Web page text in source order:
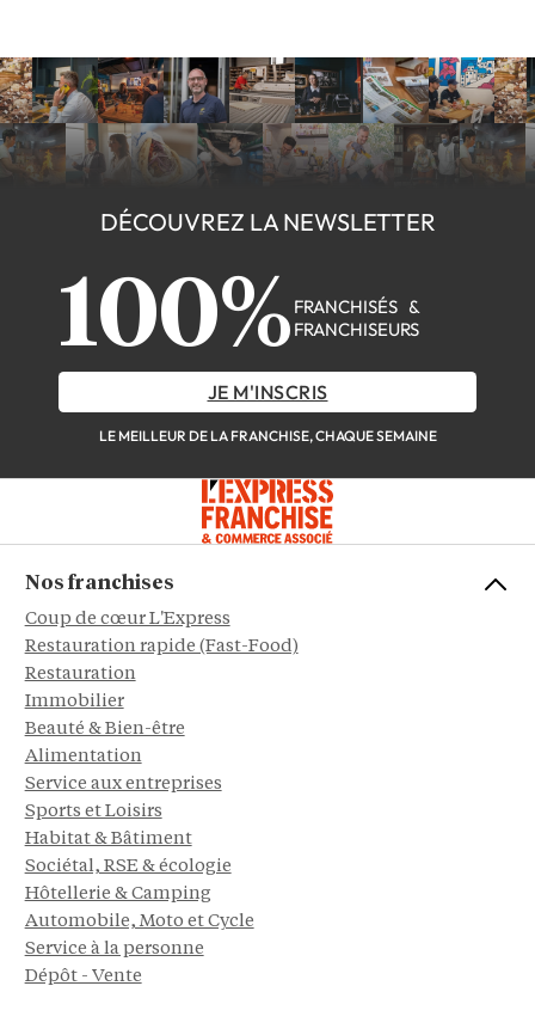
DÉCOUVREZ LA NEWSLETTER
100% FRANCHISÉS &
FRANCHISEURS
JE M'INSCRIS
LE MEILLEUR DE LA FRANCHISE, CHAQUE SEMAINE
Nos franchises
Coup de cœur L'Express
Restauration rapide (Fast-Food)
Restauration
Immobilier
Beauté & Bien-être
Alimentation
Service aux entreprises
Sports et Loisirs
Habitat & Bâtiment
Sociétal, RSE & écologie
Hôtellerie & Camping
Automobile, Moto et Cycle
Service à la personne
Dépôt - Vente